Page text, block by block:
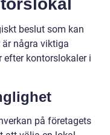
beslut som kan
några viktiga
kontorslokaler i
på företagets